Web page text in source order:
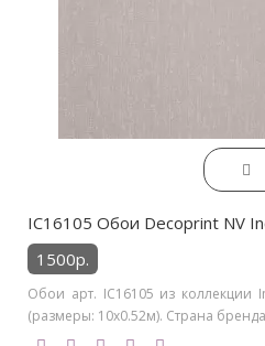
IC16105 Обои Decoprint NV
1500р.
Обои арт. IC16105 из коллекции
(размеры: 10х0.52м). Страна